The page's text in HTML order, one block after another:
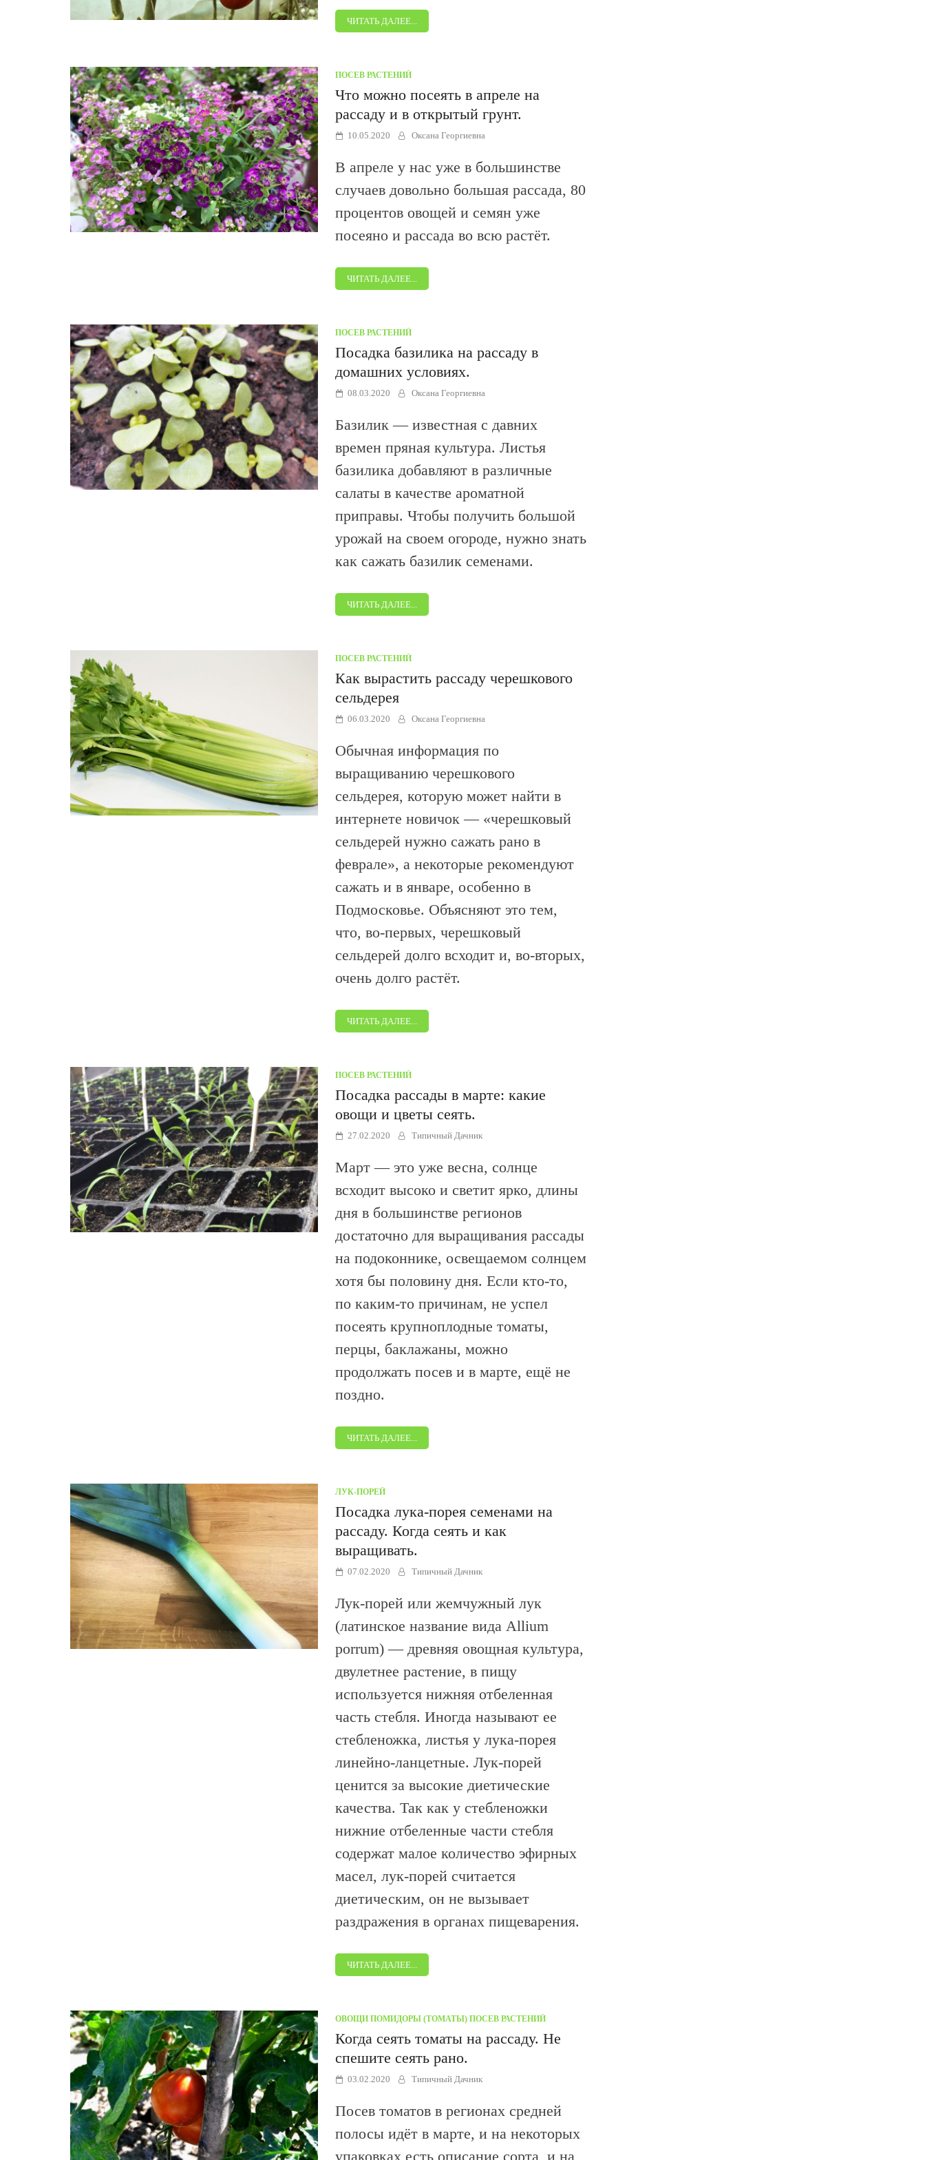
ЧИТАТЬ ДАЛЕЕ...
ПОСЕВ РАСТЕНИЙ
Что можно посеять в апреле на
рассаду и в открытый грунт.
10.05.2020 Оксана Георгиевна
В апреле у нас уже в большинстве
случаев довольно большая рассада, 80
процентов овощей и семян уже
посеяно и рассада во всю растёт.
ЧИТАТЬ ДАЛЕЕ...
ПОСЕВ РАСТЕНИЙ
Посадка базилика на рассаду в
домашних условиях.
08.03.2020 Оксана Георгиевна
Базилик — известная с давних
времен пряная культура. Листья
базилика добавляют в различные
салаты в качестве ароматной
приправы. Чтобы получить большой
урожай на своем огороде, нужно знать
как сажать базилик семенами.
ЧИТАТЬ ДАЛЕЕ...
ПОСЕВ РАСТЕНИЙ
Как вырастить рассаду черешкового
сельдерея
06.03.2020 Оксана Георгиевна
Обычная информация по
выращиванию черешкового
сельдерея, которую может найти в
интернете новичок — «черешковый
сельдерей нужно сажать рано в
феврале», а некоторые рекомендуют
сажать и в январе, особенно в
Подмосковье. Объясняют это тем,
что, во-первых, черешковый
сельдерей долго всходит и, во-вторых,
очень долго растёт.
ЧИТАТЬ ДАЛЕЕ...
ПОСЕВ РАСТЕНИЙ
Посадка рассады в марте: какие
овощи и цветы сеять.
27.02.2020 Типичный Дачник
Март — это уже весна, солнце
всходит высоко и светит ярко, длины
дня в большинстве регионов
достаточно для выращивания рассады
на подоконнике, освещаемом солнцем
хотя бы половину дня. Если кто-то,
по каким-то причинам, не успел
посеять крупноплодные томаты,
перцы, баклажаны, можно
продолжать посев и в марте, ещё не
поздно.
ЧИТАТЬ ДАЛЕЕ...
ЛУК-ПОРЕЙ
Посадка лука-порея семенами на
рассаду. Когда сеять и как
выращивать.
07.02.2020 Типичный Дачник
Лук-порей или жемчужный лук
(латинское название вида Allium
porrum) — древняя овощная культура,
двулетнее растение, в пищу
используется нижняя отбеленная
часть стебля. Иногда называют ее
стебленожка, листья у лука-порея
линейно-ланцетные. Лук-порей
ценится за высокие диетические
качества. Так как у стебленожки
нижние отбеленные части стебля
содержат малое количество эфирных
масел, лук-порей считается
диетическим, он не вызывает
раздражения в органах пищеварения.
ЧИТАТЬ ДАЛЕЕ...
ОВОЩИ/ПОМИДОРЫ (ТОМАТЫ) ПОСЕВ РАСТЕНИЙ
Когда сеять томаты на рассаду. Не
спешите сеять рано.
03.02.2020 Типичный Дачник
Посев томатов в регионах средней
полосы идёт в марте, и на некоторых
упаковках есть описание сорта, и на